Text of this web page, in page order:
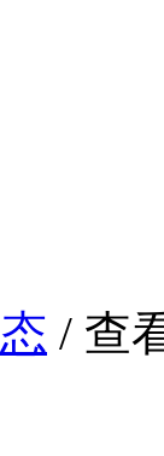
/ 查